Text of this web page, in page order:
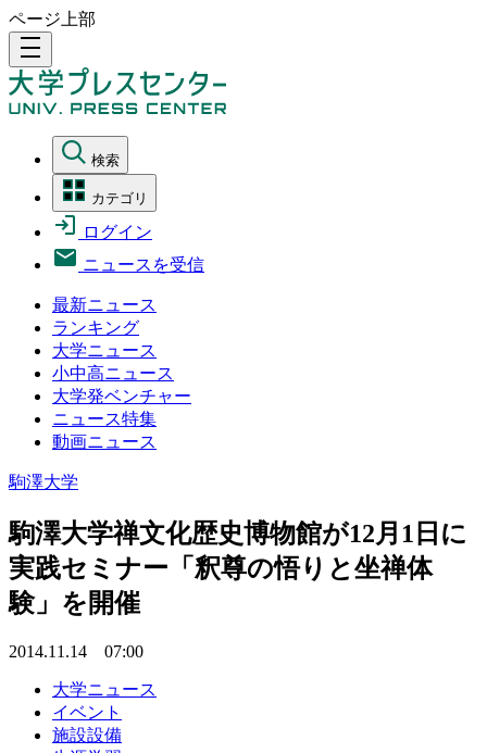
ページ上部
density_medium
検索
カテゴリ
ログイン
ニュースを受信
最新ニュース
ランキング
大学ニュース
小中高ニュース
大学発ベンチャー
ニュース特集
動画ニュース
駒澤大学
駒澤大学禅文化歴史博物館が12月1日に
実践セミナー「釈尊の悟りと坐禅体
験」を開催
2014.11.14 07:00
大学ニュース
イベント
施設設備